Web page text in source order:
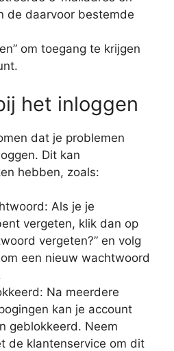
de daarvoor bestemde
om toegang te krijgen
het inloggen
dat je problemen
Dit kan
hebben, zoals:
Als je je
vergeten, klik dan op
vergeten?” en volg
een nieuw wachtwoord
Na meerdere
kan je account
geblokkeerd. Neem
de klantenservice om dit